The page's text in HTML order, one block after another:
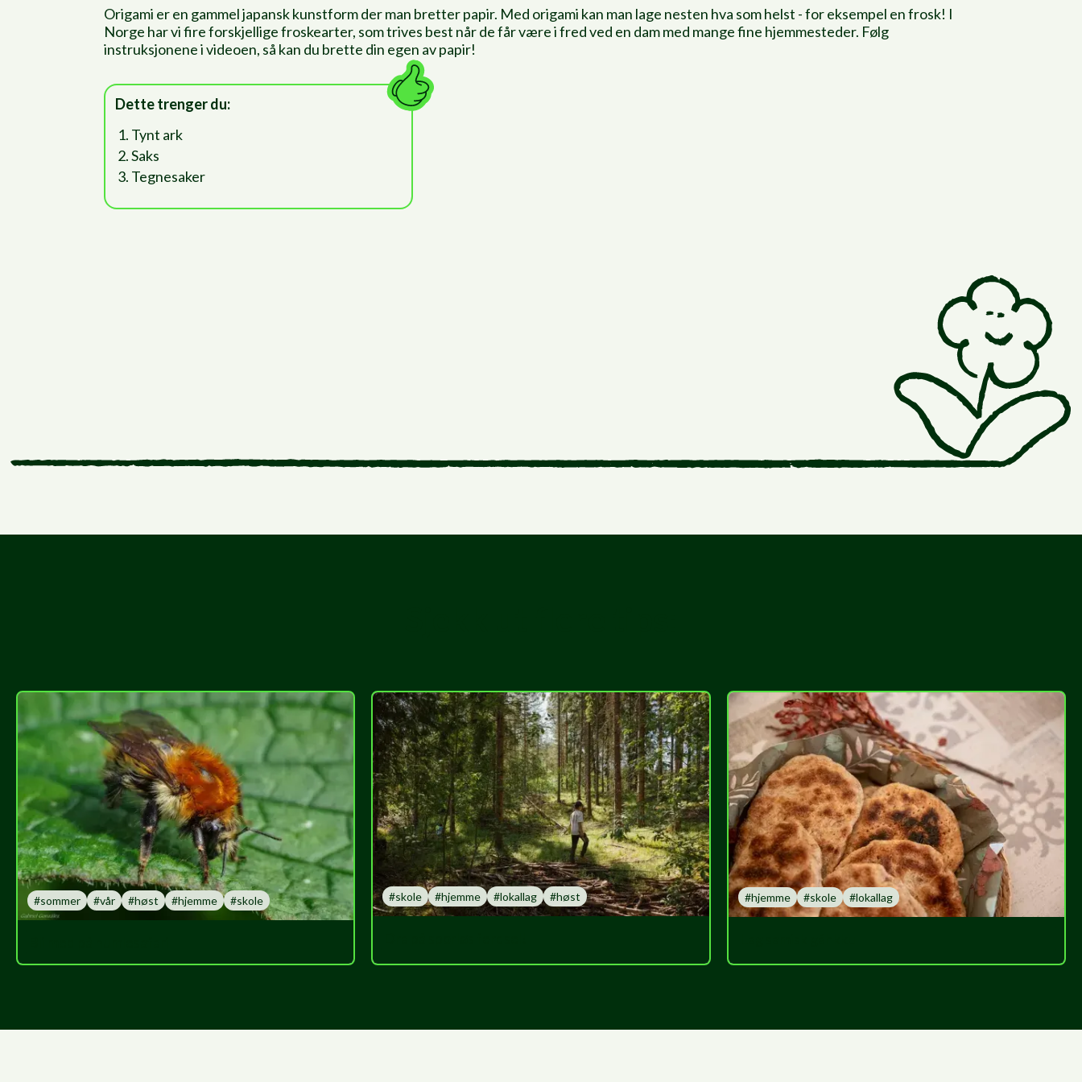
Origami er en gammel japansk kunstform der man bretter papir. Med origami kan man lage nesten hva som helst - for eksempel en frosk! I
Norge har vi fire forskjellige froskearter, som trives best når de får være i fred ved en dam med mange fine hjemmesteder. Følg
instruksjonene i videoen, så kan du brette din egen av papir!
Dette trenger du:
Tynt ark
Saks
Tegnesaker
#sommer #vår #høst #hjemme #skole #skole #hjemme #lokallag #høst #hjemme #skole #lokallag